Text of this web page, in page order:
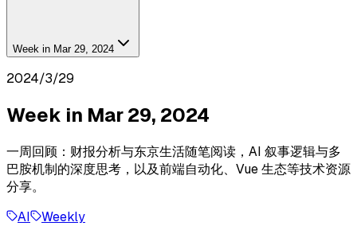
Week in Mar 29, 2024
2024/3/29
Week in Mar 29, 2024
一周回顾：财报分析与东京生活随笔阅读，AI 叙事逻辑与多
巴胺机制的深度思考，以及前端自动化、Vue 生态等技术资源
分享。
AI
Weekly